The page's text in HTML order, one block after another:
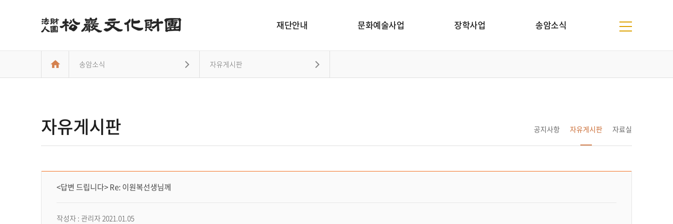
재단안내 문화예술사업 장학사업 송암소식
송암소식 자유게시판
자유게시판 공지사항 자유게시판 자료실
자유게시판 보기페이지입니다
<답변 드립니다> Re: 이원복선생님께
작성자 : 관리자 2021.01.05